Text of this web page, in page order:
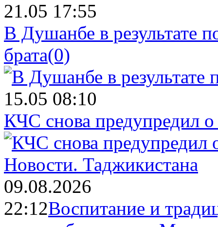
21.05 17:55
В Душанбе в результате
брата(0)
15.05 08:10
КЧС снова предупредил
Новости. Таджикистана
09.08.2026
22:12Воспитание и